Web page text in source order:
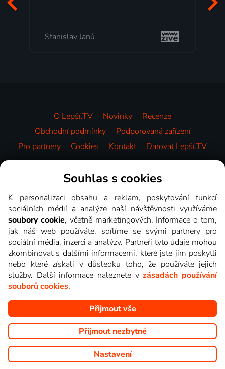
Milada Tomešová
O Lepší.TV Novinky
Recenze
Obchodní podmínky
Podporovaná zařízení
Pro partnery
Cookies Kontakt Darovat Lepší.TV
Videotéka
Copyright © goNET s.r.o. Na tomto webu jsou zobrazovány
obrázky z pořadů TV stanic, které můžete sledovat v Lepší.TV.
Souhlas s cookies
K personalizaci obsahu a reklam, poskytování funkcí
sociálních médií a analýze naší návštěvnosti využíváme
soubory cookie, včetně marketingových. Informace o tom,
jak náš web používáte, sdílíme se svými partnery pro
sociální média, inzerci a analýzy. Partneři tyto údaje mohou
zkombinovat s dalšími informacemi, které jste jim poskytli
nebo které získali v důsledku toho, že používáte jejich
služby. Další informace naleznete vzásadách používání
souborů cookies.
Přijmout vše
Přijmout nezbytné
Nastavení